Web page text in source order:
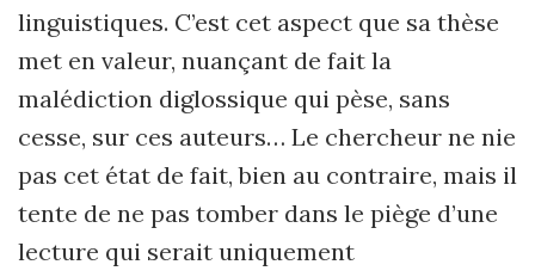
linguistiques. C’est cet aspect que sa thèse
met en valeur, nuançant de fait la
malédiction diglossique qui pèse, sans
cesse, sur ces auteurs… Le chercheur ne nie
pas cet état de fait, bien au contraire, mais il
tente de ne pas tomber dans le piège d’une
lecture qui serait uniquement